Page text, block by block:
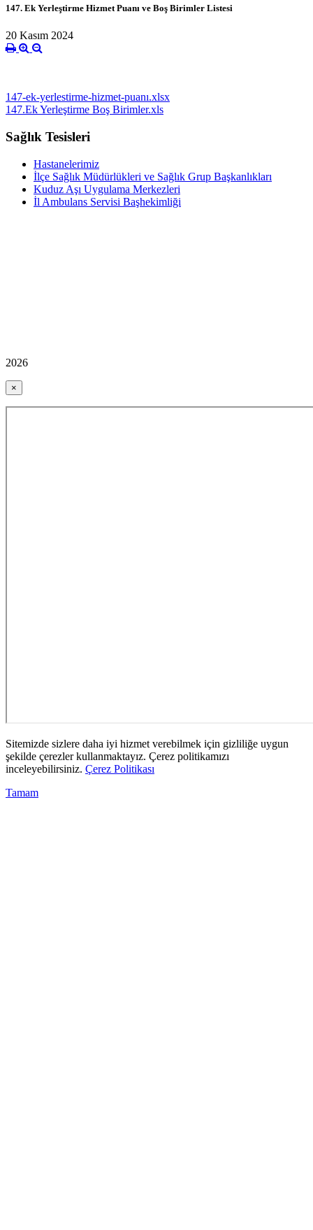
147. Ek Yerleştirme Hizmet Puanı ve Boş Birimler Listesi
20 Kasım 2024
147-ek-yerlestirme-hizmet-puanı.xlsx
147.Ek Yerleştirme Boş Birimler.xls
Sağlık Tesisleri
Hastanelerimiz
İlçe Sağlık Müdürlükleri ve Sağlık Grup Başkanlıkları
Kuduz Aşı Uygulama Merkezleri
İl Ambulans Servisi Başhekimliği
2026
×
Sitemizde sizlere daha iyi hizmet verebilmek için gizliliğe uygun
şekilde çerezler kullanmaktayız. Çerez politikamızı
inceleyebilirsiniz. Çerez Politikası
Tamam